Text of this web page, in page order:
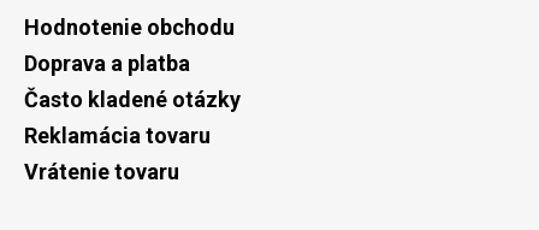
Hodnotenie obchodu
Doprava a platba
Často kladené otázky
Reklamácia tovaru
Vrátenie tovaru